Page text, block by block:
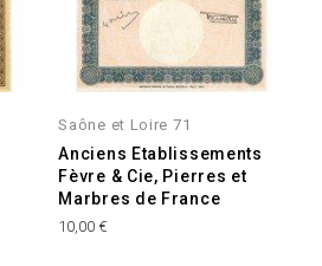
Saône et Loire 71
Anciens Etablissements
Fèvre & Cie, Pierres et
Marbres de France
Prix
10,00 €